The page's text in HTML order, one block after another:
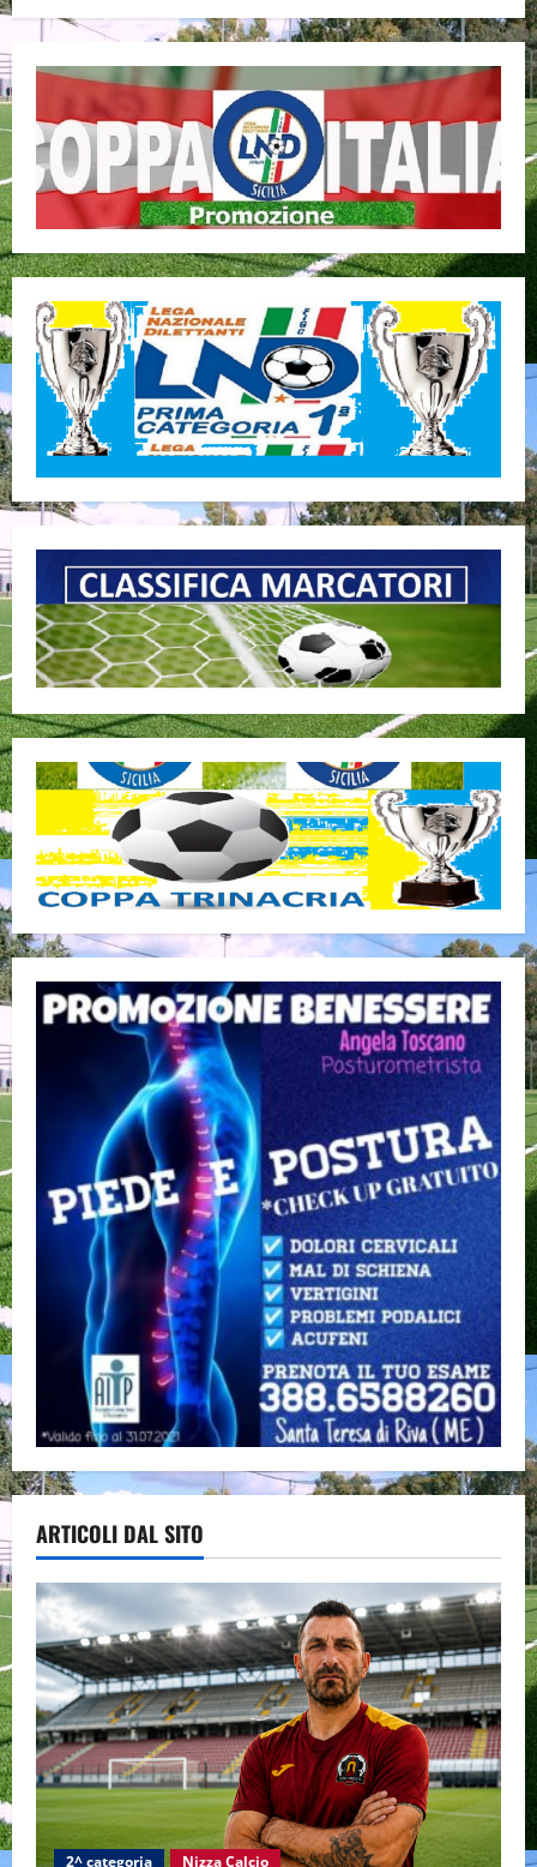
ARTICOLI DAL SITO
2^ categoria Nizza Calcio